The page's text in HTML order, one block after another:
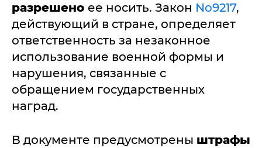
разрешено ее носить. Закон No9217,
действующий в стране, определяет
ответственность за незаконное
использование военной формы и
нарушения, связанные с
обращением государственных
наград.
В документе предусмотрены штрафы